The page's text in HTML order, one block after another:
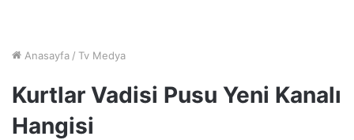
Anasayfa / Tv Medya
Kurtlar Vadisi Pusu Yeni Kanalı
Hangisi